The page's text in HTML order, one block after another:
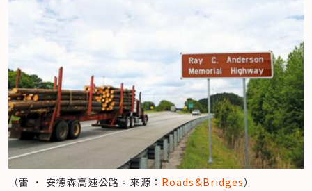
（雷 • 安德森高速公路。來源： Roads&Bridges）